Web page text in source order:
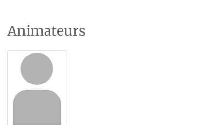
Animateurs